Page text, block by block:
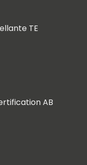
TE
AB